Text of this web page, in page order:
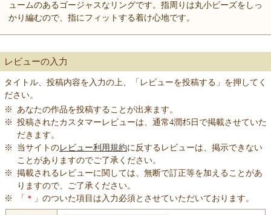
ュームのあるゴージャスなリングです。指周りは丸小ビーズをしっ
かり編むので、指にフィットする着け心地です。
レビューの入力
タイトル、投稿内容を入力の上、「レビューを投稿する」を押してく
ださい。
※ あなたの作品を投稿することが出来ます。
※ 投稿されたカスタマーレビューは、通常4潤ｵ5日で掲載させていた
だきます。
※
当サイトのレビュー利用規約に反するレビューは、掲示できない
ことがありますのでご了承ください。
※ 掲載されるレビューに関しては、無断で訂正等を加えることがあ
りますので、ご了承ください。
※
「 ＊ 」のついた項目は入力必須とさせていただいております。